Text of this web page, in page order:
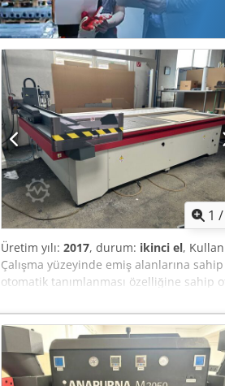
1 /
Üretim yılı: 2017, durum: ikinci el,
Çalışma yüzeyinde emiş alanlarına
otomatik tanımlanması özelliğine sahip
olarak devreye alınabilen 40 bağımsız
kesebilen, oluk açabilen ve frezeleyebilen
kesilebilmesi için çoklu yığın (multi-
Malzeme kullanımını optimize eden
1,4 G ivme - Malzeme yüksekliğinin